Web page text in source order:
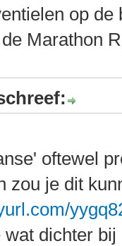
op
Marathon
oftewel
zou je dit
wat dichter